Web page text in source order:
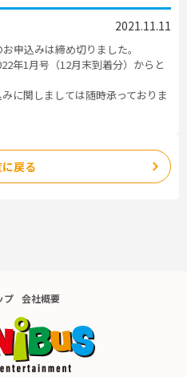
2021.11.11
申込みは締め切りました。
年1月号（12月末到着分）からと
に関しましては随時承っておりま
戻る
プ 会社概要